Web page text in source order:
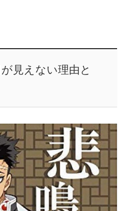
見えない理由と